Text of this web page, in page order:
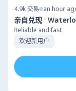
4.9k交易 an hour
亲自兑现 ·
Reliable and fast
欢迎新用户